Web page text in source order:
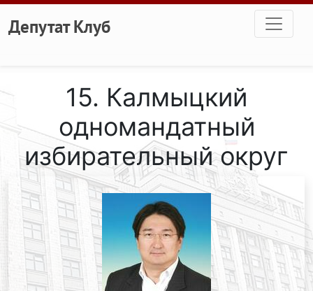
Перейти к основному содержанию
Депутат Клуб
15. Калмыцкий
одномандатный
избирательный округ